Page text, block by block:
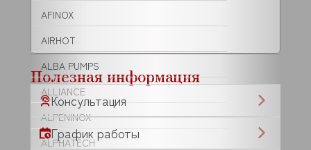
AFINOX
AIRHOT
ALBA PUMPS
ALLIANCE
ALPENINOX
ALPHATECH
Полезная информация
Консультация
График работы